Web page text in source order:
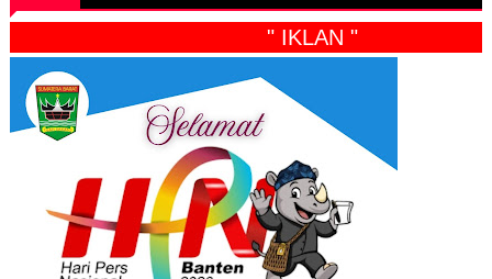
" IKLAN "